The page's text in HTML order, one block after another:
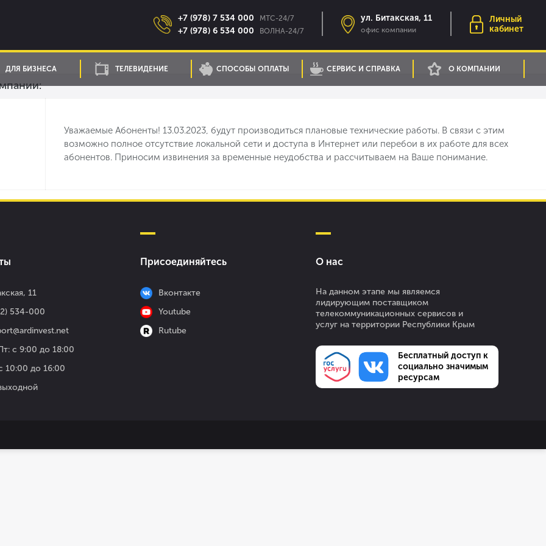
Личный
кабинет
ул. Битакская, 11
офис компании
+7 (978) 7 534 000 MTC-24/7
+7 (978) 6 534 000 ВОЛНА-24/7
ДЛЯ БИЗНЕСА ТЕЛЕВИДЕНИЕ СПОСОБЫ ОПЛАТЫ СЕРВИС И СПРАВКА О КОМПАНИИ
Уважаемые Абоненты! 13.03.2023, будут производиться плановые технические работы. В связи с этим
возможно полное отсутствие локальной сети и доступа в Интернет или перебои в их работе для всех
абонентов. Приносим извинения за временные неудобства и рассчитываем на Ваше понимание.
11
534-000
с 9:00 до 18:00
10:00 до 16:00
Присоединяйтесь
Вконтакте
Youtube
Rutube
О нас
На данном этапе мы являемся
лидирующим поставщиком
телекоммуникационных сервисов и
услуг на территории Республики Крым
Бесплатный доступ к
социально значимым
ресурсам